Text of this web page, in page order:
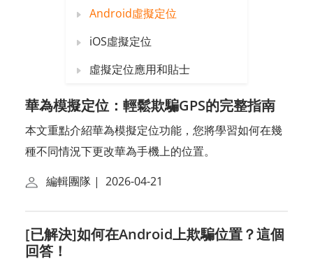
Android虛擬定位
iOS虛擬定位
虛擬定位應用和貼士
華為模擬定位：輕鬆欺騙GPS的完整指南
本文重點介紹華為模擬定位功能，您將學習如何在幾
種不同情況下更改華為手機上的位置。
編輯團隊 | 2026-04-21
[已解決]如何在Android上欺騙位置？這個
回答！